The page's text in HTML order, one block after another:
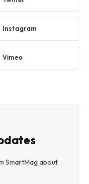
Instagram
Vimeo
SmartMag about